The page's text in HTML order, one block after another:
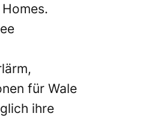
für Wale
ihre